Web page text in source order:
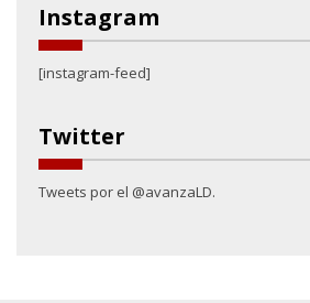
Instagram
[instagram-feed]
Twitter
Tweets por el @avanzaLD.